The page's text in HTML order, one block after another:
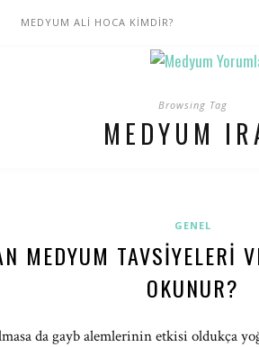
MEDYUM ALİ HOCA KİMDİR?
Browsing Tag
MEDYUM
GENEL
MEDYUM TAVSIYELERI
OKUNUR?
da gayb alemlerinin etkisi oldukça